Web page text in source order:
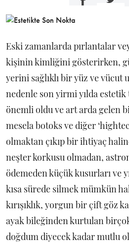
Eski zamanlarda pırlantalar
kişinin kimliğini gösterirken,
yerini sağlıklı bir yüz ve vücut
nedenle son yirmi yılda estetik
önemli oldu ve art arda gelen
mesela botoks ve diğer
olmaktan çıkıp bir ihtiyaç
neşter korkusu olmadan,
ödemeden küçük kusurları ve
kısa sürede silmek mümkün
kırışıklık, yorgun bir çift göz
ayak bileğinden kurtulan
doğdum diyecek kadar mutlu